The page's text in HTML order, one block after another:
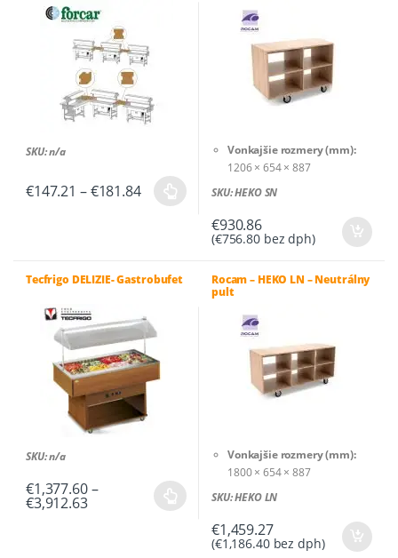
SKU: n/a
€147.21 –€181.84Price
range:
Tento
variantov.
môžete
vybrať
stránke
produktu.
Vonkajšie rozmery (mm):
1206 × 654 × 887
Hmotnosť (kg):
92 × 115
SKU: HEKO SN
€930.86
(€756.80bez dph)
Tecfrigo DELIZIE- Gastrobufet
SKU: n/a
€1,377.60–
€3,912.63Price
Tento
Rocam – HEKO LN – Neutrálny
pult
Vonkajšie rozmery (mm):
1800 × 654 × 887
Hmotnosť (kg):
92 × 115
SKU: HEKO LN
€1,459.27
(€1,186.40bez dph)